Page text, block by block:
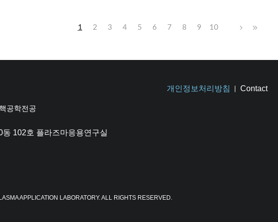
1 2 3 4 5 6 7 8 9 10
공학전공
개인정보처리방침 Contact
102호 플라즈마응용연구실
APPLICATION LABORATORY. ALL RIGHTS RESERVED.